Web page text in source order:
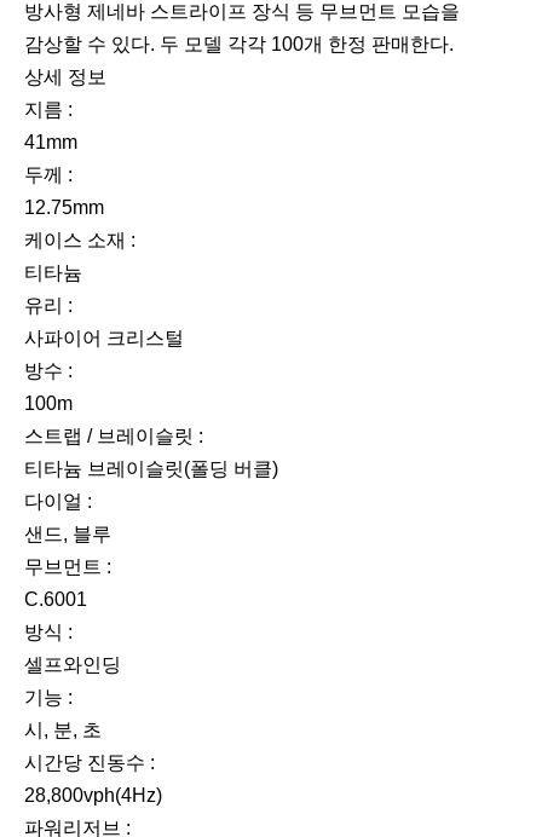
방사형 제네바 스트라이프 장식 등 무브먼트 모습을
감상할 수 있다. 두 모델 각각 100개 한정 판매한다.
상세 정보
지름 :
41mm
두께 :
12.75mm
케이스 소재 :
티타늄
유리 :
사파이어 크리스털
방수 :
100m
스트랩 / 브레이슬릿 :
티타늄 브레이슬릿(폴딩 버클)
다이얼 :
샌드, 블루
무브먼트 :
C.6001
방식 :
셀프와인딩
기능 :
시, 분, 초
시간당 진동수 :
28,800vph(4Hz)
파워리저브 :